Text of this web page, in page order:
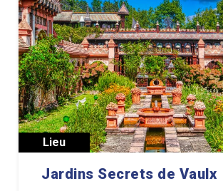
Lieu
Jardins Secrets de Vaulx